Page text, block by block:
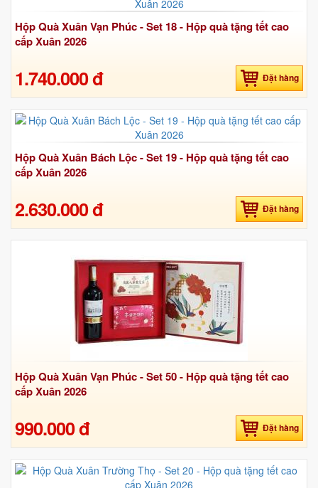
Hộp Quà Xuân Vạn Phúc - Set 18 - Hộp quà tặng tết cao
cấp Xuân 2026
1.740.000 đ Đặt hàng
Hộp Quà Xuân Bách Lộc - Set 19 - Hộp quà tặng tết cao
cấp Xuân 2026
2.630.000 đ Đặt hàng
Hộp Quà Xuân Vạn Phúc - Set 50 - Hộp quà tặng tết cao
cấp Xuân 2026
990.000 đ Đặt hàng